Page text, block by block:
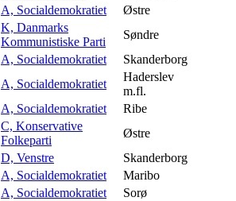
A, Socialdemokratiet
Østre
K, Danmarks
Kommunistiske Parti
Søndre
A, Socialdemokratiet
Skanderborg
A, Socialdemokratiet
Haderslev
m.fl.
A, Socialdemokratiet
Ribe
C, Konservative
Folkeparti
Østre
D, Venstre
Skanderborg
A, Socialdemokratiet
Maribo
A, Socialdemokratiet
Sorø